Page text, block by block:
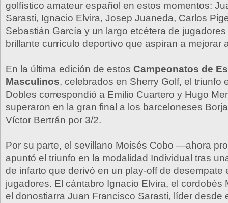
golfístico amateur español en estos momentos:
Sarasti, Ignacio Elvira, Josep Juaneda, Carlos
Sebastián García y un largo etcétera de
brillante currículo deportivo que aspiran a mejorar
En la última edición de estos Campeonatos de
Masculinos, celebrados en Sherry Golf, el triunfo
Dobles correspondió a Emilio Cuartero y Hugo
superaron en la gran final a los barceloneses
Víctor Bertrán por 3/2.
Por su parte, el sevillano Moisés Cobo —ahora
apuntó el triunfo en la modalidad Individual tras
de infarto que derivó en un play-off de desempate
jugadores. El cántabro Ignacio Elvira, el cordobés
el donostiarra Juan Francisco Sarasti, líder desde